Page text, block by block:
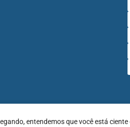
entendemos que você está ciente